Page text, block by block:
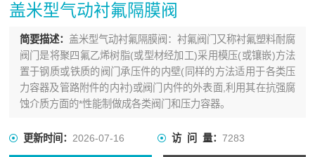
盖米型气动衬氟隔膜阀
简要描述： 盖米型气动衬氟隔膜阀：衬氟阀门又称衬氟塑料耐腐
阀门是将聚四氟乙烯树脂(或型材经加工)采用模压(或镶嵌)方法
置于钢质或铁质的阀门承压件的内壁(同样的方法适用于各类压
力容器及管路附件的内衬)或阀门内件的外表面,利用其在抗强腐
蚀介质方面的*性能制做成各类阀门和压力容器。
更新时间： 2026-07-16 访 问 量： 7283